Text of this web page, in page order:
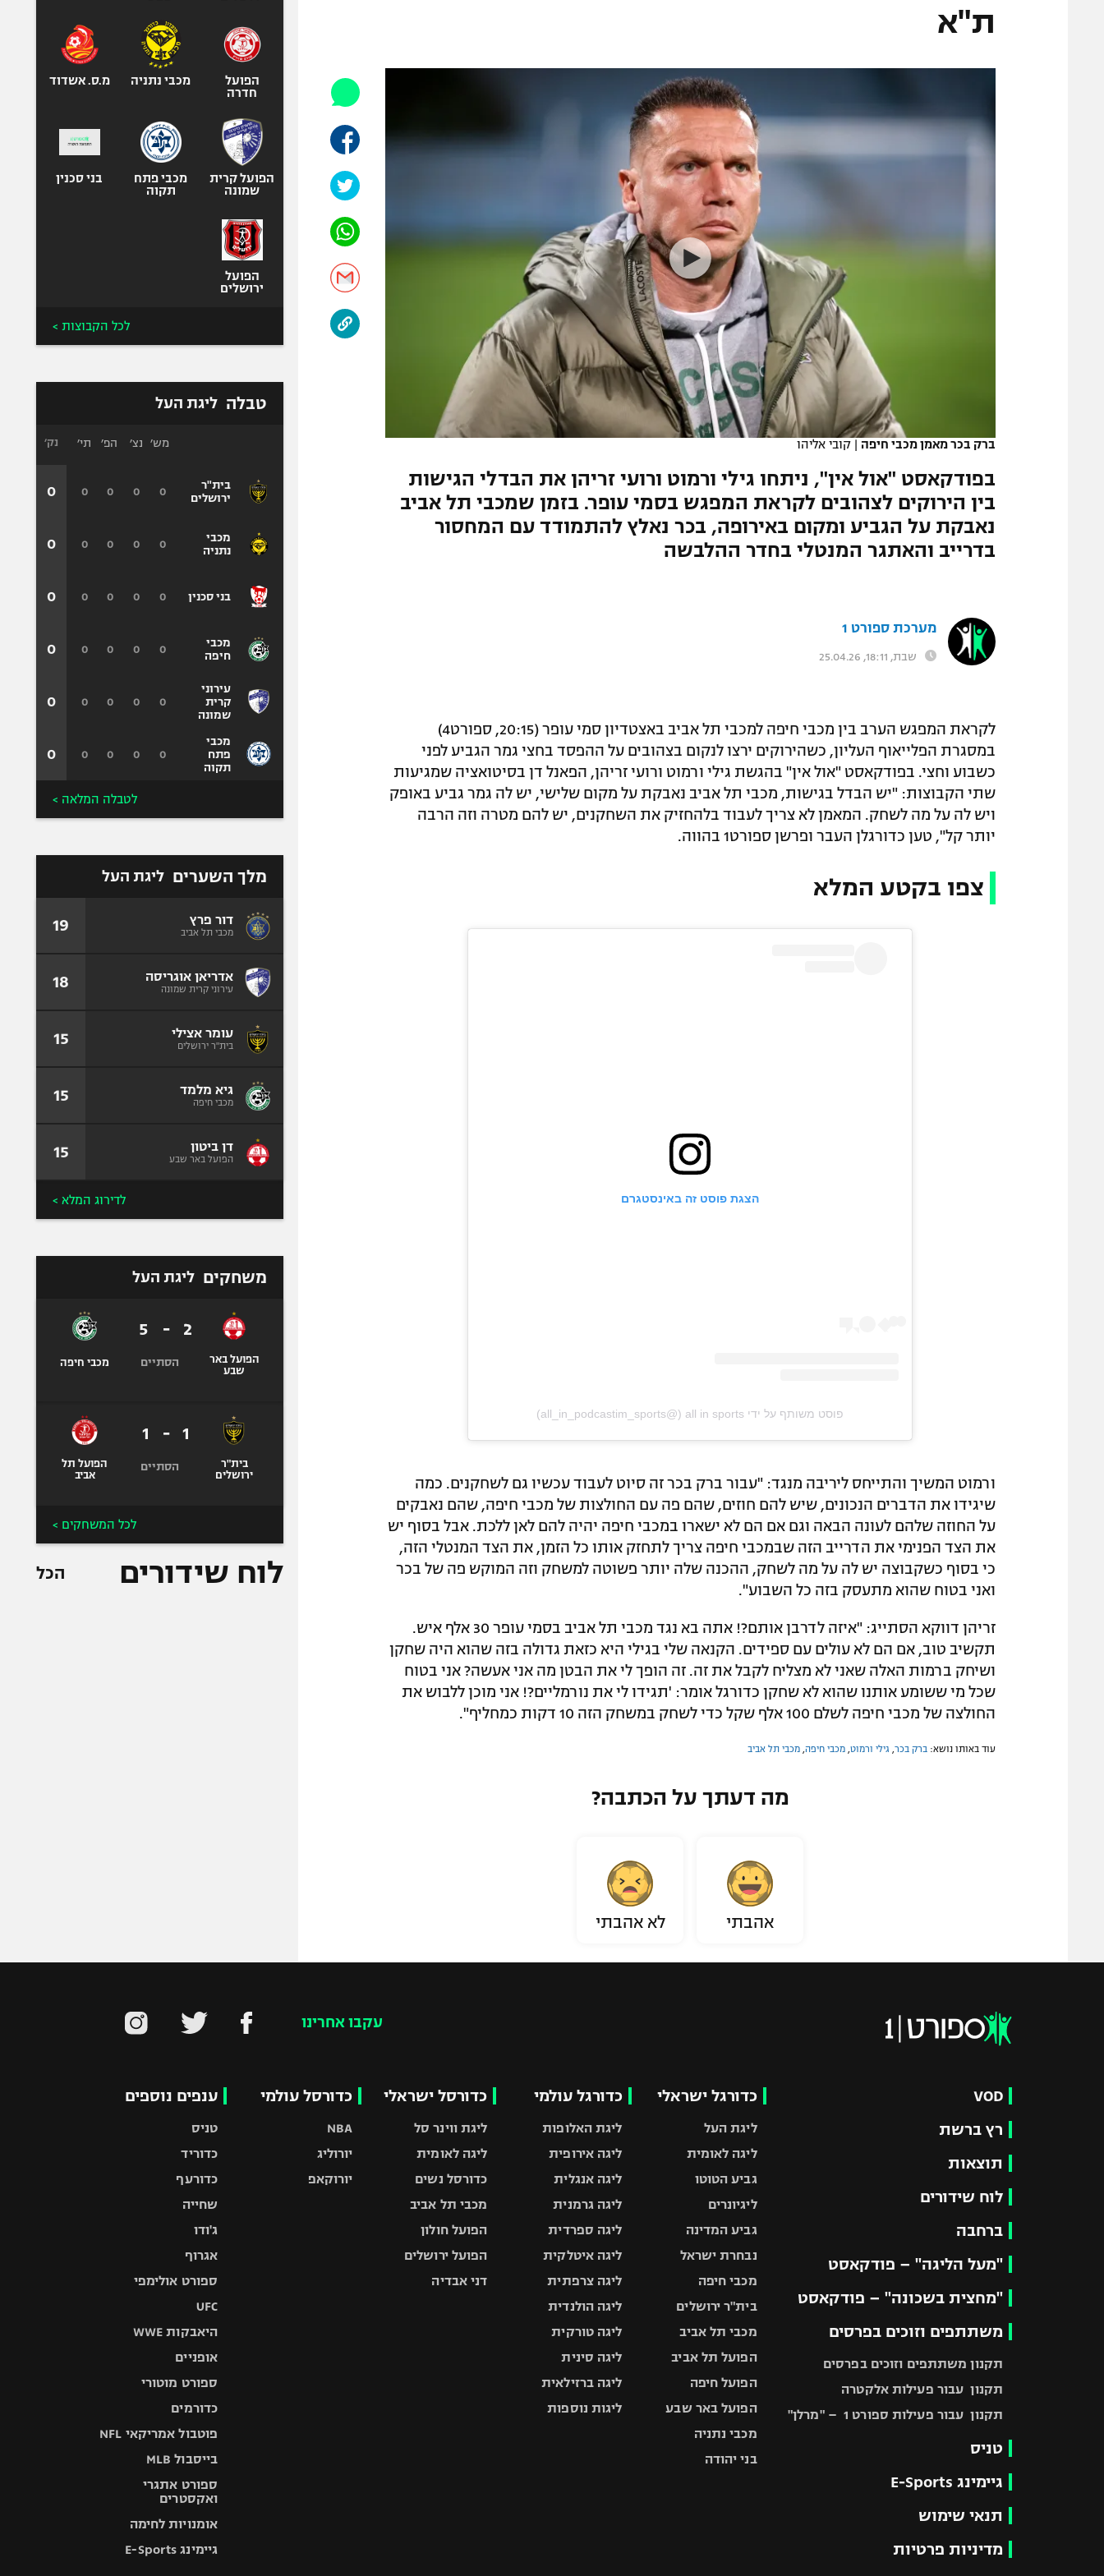
תקנון משתתפים וזוכים בפרסים
גיימינג E-Sports
תקנון פעילות ספורט 1
רשיון להקרנה פומבית לבית עסק
הפועל באר שבע
מכבי נתניה
בני יהודה
אופניים
ספורט מוטורי
כדורמים
בייסבול MLB
ספורט אתגרי
אומנויות לחימה
ת"א
ברק בכר מאמן מכבי חיפה | קובי אליהו
בפודקאסט "אול אין", ניתחו גילי ורמוט ורועי זריהן את הבדלי הגישות
בין הירוקים לצהובים לקראת המפגש בסמי עופר. בזמן שמכבי תל אביב
נאבקת על הגביע ומקום באירופה, בכר נאלץ להתמודד עם המחסור
בדרייב והאתגר המנטלי בחדר ההלבשה
מערכת ספורט 1
שבת, 18:11, 25.04.26
לקראת המפגש הערב בין מכבי חיפה למכבי תל אביב באצטדיון סמי עופר (20:15, ספורט4)
במסגרת הפלייאוף העליון, כשהירוקים ירצו לנקום בצהובים על ההפסד בחצי גמר הגביע לפני
כשבוע וחצי. בפודקאסט "אול אין" בהגשת גילי ורמוט ורועי זריהן, הפאנל דן בסיטואציה שמגיעות
שתי הקבוצות: "יש הבדל בגישות, מכבי תל אביב נאבקת על מקום שלישי, יש לה גמר גביע באופק
ויש לה על מה לשחק. המאמן לא צריך לעבוד בלהחזיק את השחקנים, יש להם מטרה וזה הרבה
יותר קל", טען כדורגלן העבר ופרשן ספורט1 בהווה.
צפו בקטע המלא
הצגת פוסט זה באינסטגרם
פוסט משותף על ידי ‏‎all in sports‎‏ (@‏‎all_in_podcastim_sports‎‏)
ורמוט המשיך והתייחס ליריבה מנגד: "עבור ברק בכר זה סיוט לעבוד עכשיו גם לשחקנים. כמה
שיגידו את הדברים הנכונים, שיש להם חוזים, שהם פה עם החולצות של מכבי חיפה, שהם נאבקים
על החוזה שלהם לעונה הבאה וגם אם הם לא ישארו במכבי חיפה יהיה להם לאן ללכת. אבל בסוף יש
את הצד הפנימי את הדרייב הזה שבמכבי חיפה צריך לתחזק אותו כל הזמן, את הצד המנטלי הזה,
כי בסוף כשקבוצה יש לה על מה לשחק, ההכנה שלה יותר פשוטה למשחק וזה המוקש פה של בכר
ואני בטוח שהוא מתעסק בזה כל השבוע".
זריהן דווקא הסתייג: "איזה לדרבן אותם?! אתה בא נגד מכבי תל אביב בסמי עופר 30 אלף איש.
תקשיב טוב, אם הם לא עולים עם ספידים. הקנאה שלי בגילי היא כזאת גדולה בזה שהוא היה שחקן
ושיחק ברמות האלה שאני לא מצליח לקבל את זה. זה הופך לי את הבטן מה אני אעשה? אני בטוח
שכל מי ששומע אותנו שהוא לא שחקן כדורגל אומר: 'תגידו לי את נורמליים?! אני מוכן ללבוש את
החולצה של מכבי חיפה לשלם 100 אלף שקל כדי לשחק במשחק הזה 10 דקות כמחליף".
עוד באותו נושא: ברק בכר גילי ורמוט מכבי חיפה מכבי תל אביב
מה דעתך על הכתבה?
אהבתי לא אהבתי
הפועל
חדרה
מכבי נתניה מ.ס. אשדוד
הפועל קרית
שמונה
מכבי פתח
תקוה
בני סכנין
הפועל
ירושלים
לכל הקבוצות >
טבלה ליגת העל
בית"ר
ירושלים
מכבי
נתניה
בני סכנין
מכבי
חיפה
עירוני
קרית
שמונה
מכבי
פתח
תקוה
מש׳ נצ׳ הפ׳ תי׳
0
0
0
0
0
0
0
0
0
0
0
0
0
0
0
0
0
0
0
0
0
0
0
0
נק׳
0
0
0
0
0
0
לטבלה המלאה >
מלך השערים ליגת העל
דור פרץ
מכבי תל אביב 19
אדריאן אוגריסה
עירוני קרית שמונה 18
עומר אצילי
בית"ר ירושלים 15
גיא מלמד
מכבי חיפה 15
דן ביטון
הפועל באר שבע 15
לדירוג המלא >
משחקים ליגת העל
הפועל באר
שבע
2
-
5
הסתיים מכבי חיפה
בית"ר
ירושלים
1
-
1
הסתיים
הפועל תל
אביב
לכל המשחקים >
לוח שידורים הכל
עקבו אחרינו
VOD
רץ ברשת
תוצאות
לוח שידורים
ברחבה
"מעל הליגה" – פודקאסט
"מחצית בשכונה" – פודקאסט
משתתפים וזוכים בפרסים
תקנון משתתפים וזוכים בפרסים
תקנון עבור פעילות אלקטרה
תקנון עבור פעילות ספורט 1 – "מרלן"
טניס
גיימינג E-Sports
תנאי שימוש
מדיניות פרטיות
כדורגל ישראלי
ליגת העל
ליגה לאומית
גביע הטוטו
ליגיונרים
גביע המדינה
נבחרת ישראל
מכבי חיפה
בית"ר ירושלים
מכבי תל אביב
הפועל תל אביב
הפועל חיפה
הפועל באר שבע
מכבי נתניה
בני יהודה
כדורגל עולמי
ליגת האלופות
ליגה אירופית
ליגה אנגלית
ליגה גרמנית
ליגה ספרדית
ליגה איטלקית
ליגה צרפתית
ליגה הולנדית
ליגה טורקית
ליגה סינית
ליגה ברזילאית
ליגות נוספות
כדורסל ישראלי
ליגת ווינר סל
ליגה לאומית
כדורסל נשים
מכבי תל אביב
הפועל חולון
הפועל ירושלים
דני אבדיה
כדורסל עולמי
NBA
יורוליג
יורוקאפ
ענפים נוספים
טניס
כדוריד
כדורעף
שחייה
ג'ודו
אגרוף
ספורט אולימפי
UFC
היאבקות WWE
אופניים
ספורט מוטורי
כדורמים
פוטבול אמריקאי NFL
בייסבול MLB
ספורט אתגרי
ואקסטרים
אומנויות לחימה
גיימינג E-Sports